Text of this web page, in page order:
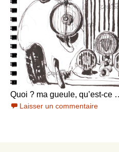
Quoi ? ma gueule, qu’est-ce
Laisser un commentaire